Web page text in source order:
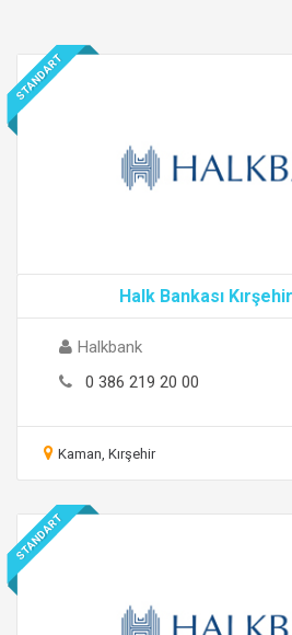
STANDART
Halk Bankası
Halkbank
0 386 219 20 00
Kaman, Kırşehir
STANDART